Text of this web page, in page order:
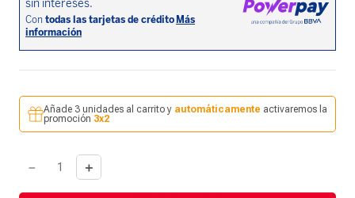
Añade 3 unidades al carrito y automáticamente activaremos la
promoción 3x2
＋
－